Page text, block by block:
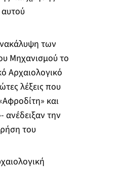
των
Μηχανισμού το
Αρχαιολογικό
λέξεις που
και
ανέδειξαν την
του